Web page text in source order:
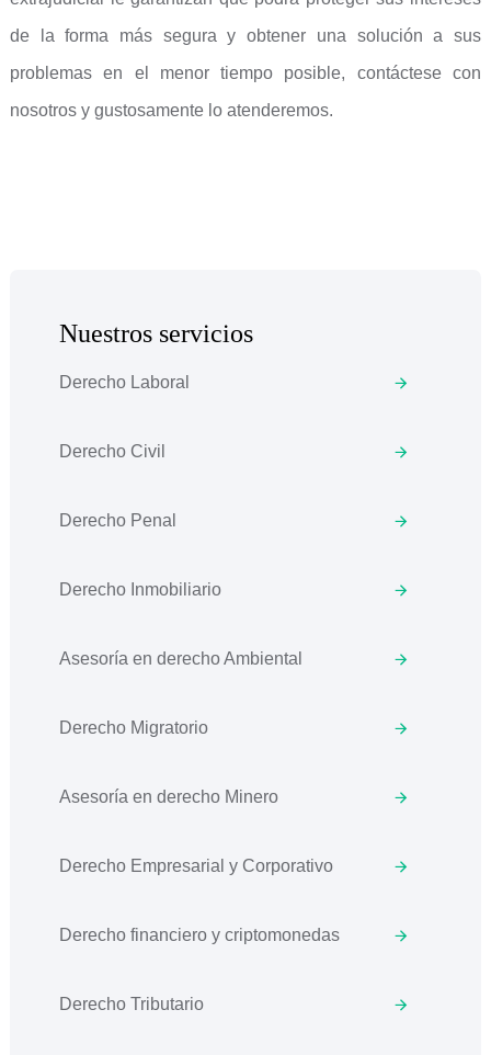
de la forma más segura y obtener una solución a sus
problemas en el menor tiempo posible, contáctese con
nosotros y gustosamente lo atenderemos.
Nuestros servicios
Derecho Laboral
Derecho Civil
Derecho Penal
Derecho Inmobiliario
Asesoría en derecho Ambiental
Derecho Migratorio
Asesoría en derecho Minero
Derecho Empresarial y Corporativo
Derecho financiero y criptomonedas
Derecho Tributario